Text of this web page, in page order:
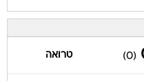
(0) טרואה